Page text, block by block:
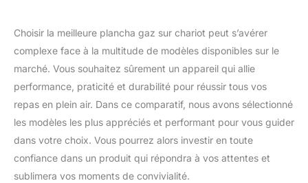
Choisir la meilleure plancha gaz sur chariot peut s’avérer
complexe face à la multitude de modèles disponibles sur le
marché. Vous souhaitez sûrement un appareil qui allie
performance, praticité et durabilité pour réussir tous vos
repas en plein air. Dans ce comparatif, nous avons sélectionné
les modèles les plus appréciés et performant pour vous guider
dans votre choix. Vous pourrez alors investir en toute
confiance dans un produit qui répondra à vos attentes et
sublimera vos moments de convivialité.